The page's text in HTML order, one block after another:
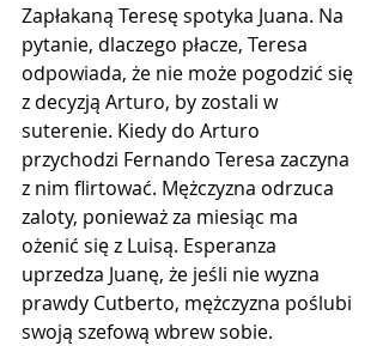
Zapłakaną Teresę spotyka Juana. Na
pytanie, dlaczego płacze, Teresa
odpowiada, że nie może pogodzić się
z decyzją Arturo, by zostali w
suterenie. Kiedy do Arturo
przychodzi Fernando Teresa zaczyna
z nim flirtować. Mężczyzna odrzuca
zaloty, ponieważ za miesiąc ma
ożenić się z Luisą. Esperanza
uprzedza Juanę, że jeśli nie wyzna
prawdy Cutberto, mężczyzna poślubi
swoją szefową wbrew sobie.